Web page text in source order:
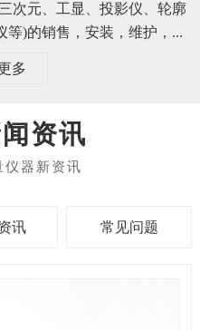
次元、工显、投影仪、轮廓
等)的销售，安装，维护，...
多
资讯
讯 常见问题